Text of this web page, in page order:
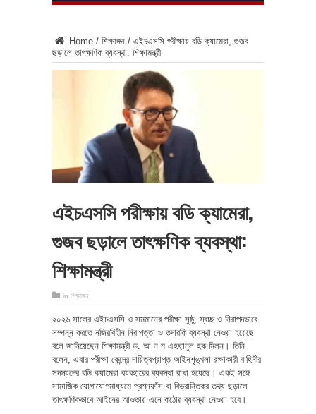
Home / শিক্ষাঙ্গন / এইচএসসি পরীক্ষায় বডি ক্যামেরা, গুজব
ছড়ালে তাৎক্ষণিক ব্যবস্থা: শিক্ষামন্ত্রী
এইচএসসি পরীক্ষায় বডি ক্যামেরা,
গুজব ছড়ালে তাৎক্ষণিক ব্যবস্থা:
শিক্ষামন্ত্রী
in শিক্ষাঙ্গন
২০২৬ সালের এইচএসসি ও সমমানের পরীক্ষা সুষ্ঠু, স্বচ্ছ ও নিরাপদভাবে
সম্পন্ন করতে নজিরবিহীন নিরাপত্তা ও তদারকি ব্যবস্থা নেওয়া হয়েছে
বলে জানিয়েছেন শিক্ষামন্ত্রী ড. আ ন ম এহছানুল হক মিলন। তিনি
বলেন, এবার পরীক্ষা কেন্দ্রে দায়িত্বপ্রাপ্ত আইনশৃঙ্খলা রক্ষাকারী বাহিনীর
সদস্যদের বডি ক্যামেরা ব্যবহারের ব্যবস্থা রাখা হয়েছে। একই সঙ্গে
সামাজিক যোগাযোগমাধ্যমে প্রশ্নফাঁস বা বিভ্রান্তিকর তথ্য ছড়ালে
তাৎক্ষণিকভাবে আইনের আওতায় এনে কঠোর ব্যবস্থা নেওয়া হবে।